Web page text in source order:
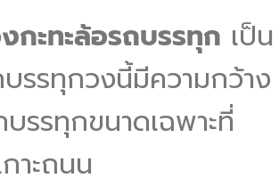
กะทะล้อรถบรรทุก เป็น
รรทุกวงนี้มีความกว้าง
รรทุกขนาดเฉพาะที่
าะถนน